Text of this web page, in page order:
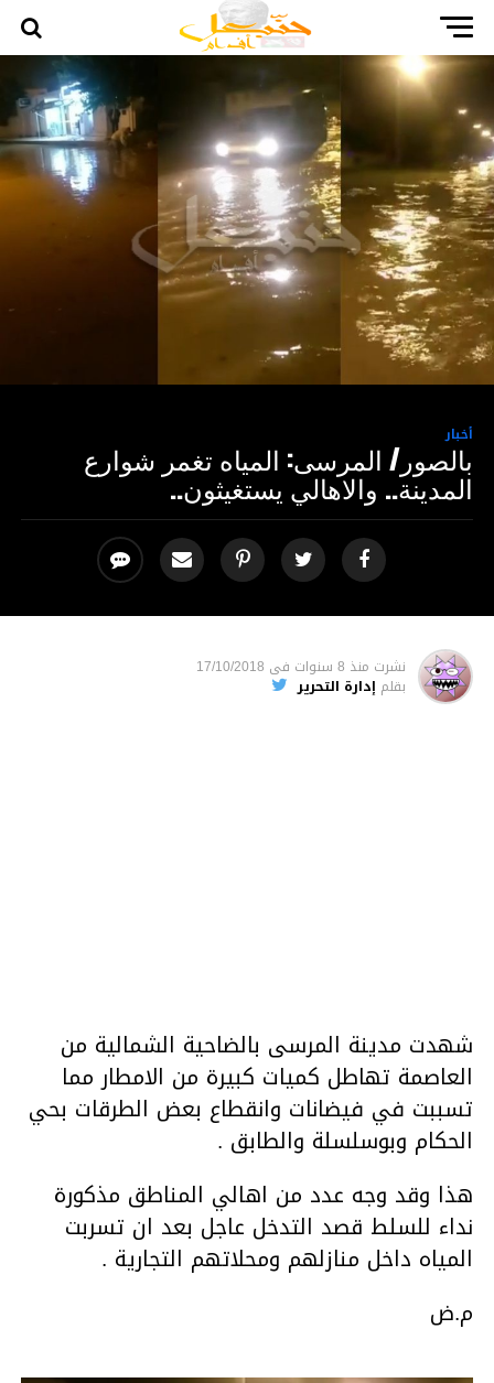
أخبار
بالصور/ المرسى: المياه تغمر شوارع
المدينة.. والاهالي يستغيثون..
نشرت منذ 8 سنوات فى 17/10/2018
بقلم إدارة التحرير
شهدت مدينة المرسى بالضاحية الشمالية من
العاصمة تهاطل كميات كبيرة من الامطار مما
تسببت في فيضانات وانقطاع بعض الطرقات بحي
الحكام وبوسلسلة والطابق .
هذا وقد وجه عدد من اهالي المناطق مذكورة
نداء للسلط قصد التدخل عاجل بعد ان تسربت
المياه داخل منازلهم ومحلاتهم التجارية .
م.ض